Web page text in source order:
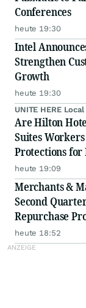
Conferences
heute 19:30
Intel
Strengthen
Growth
heute 19:30
UNITE HERE Local
Are Hilton
Suites
Protections for
heute 19:09
Merchants &
Second
Repurchase
heute 18:52